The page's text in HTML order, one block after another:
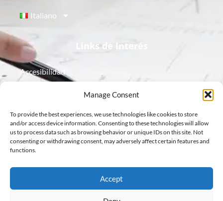
Manage Consent
To provide the best experiences, we use technologies like cookies to store
and/or access device information. Consenting to these technologies will allow
us to process data such as browsing behavior or unique IDs on this site. Not
consenting or withdrawing consent, may adversely affect certain features and
functions.
Accept
Italiano
Links de Interés
Accesibilidad
Política de Cookies
Política de Privacidad